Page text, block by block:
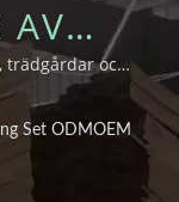
AV
trädgårdar och
Set ODMOEM